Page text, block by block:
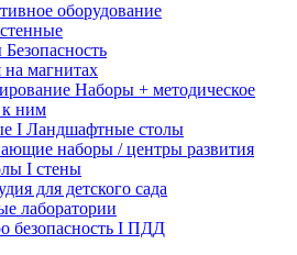
оборудование
магнитах
Наборы + методическое
к ним
I Ландшафтные столы
наборы / центры развития
I стены
для детского сада
лаборатории
безопасность I ПДД